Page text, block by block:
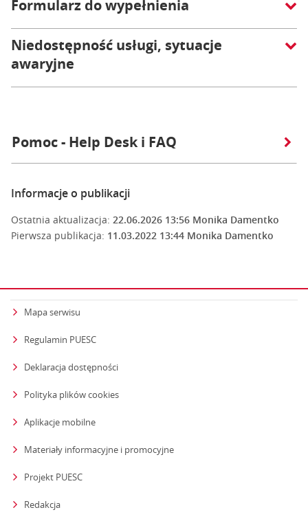
Formularz do wypełnienia
Niedostępność usługi, sytuacje
awaryjne
Pomoc - Help Desk i FAQ
Informacje o publikacji
Ostatnia aktualizacja: 22.06.2026 13:56 Monika Damentko
Pierwsza publikacja: 11.03.2022 13:44 Monika Damentko
Mapa serwisu
Regulamin PUESC
Deklaracja dostępności
Polityka plików cookies
Aplikacje mobilne
Materiały informacyjne i promocyjne
Projekt PUESC
Redakcja